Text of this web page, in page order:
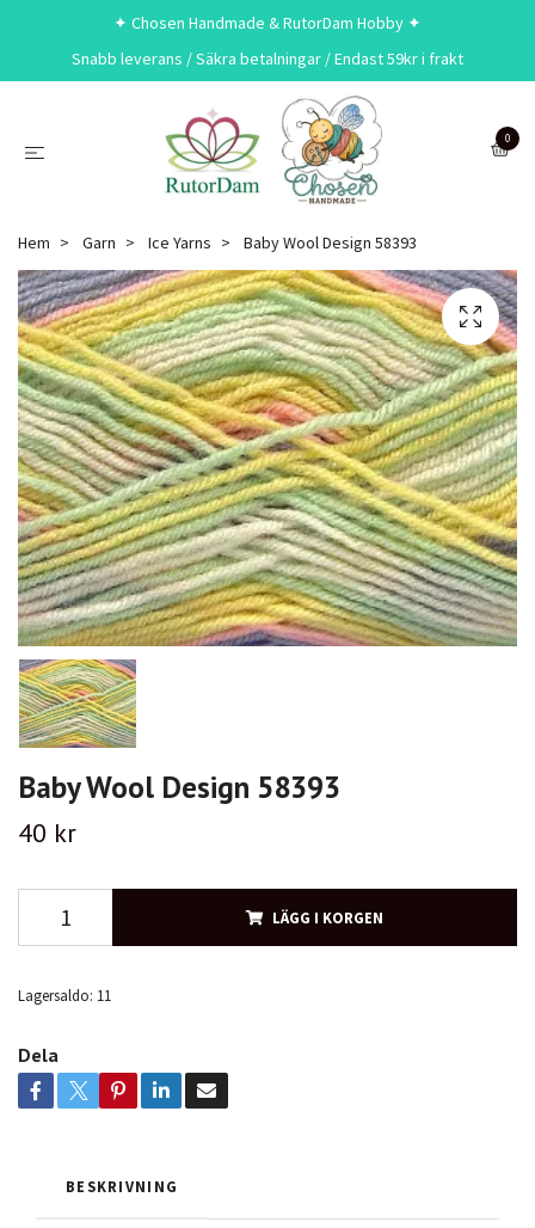
✦ Chosen Handmade & RutorDam Hobby ✦
Snabb leverans / Säkra betalningar / Endast 59kr i frakt
0
Hem Garn Ice Yarns Baby Wool Design 58393
Baby Wool Design 58393
40 kr
LÄGG I KORGEN
Lagersaldo: 11
Dela
BESKRIVNING